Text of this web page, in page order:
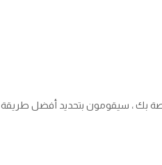
بك ، سيقومون بتحديد أفضل طريقة